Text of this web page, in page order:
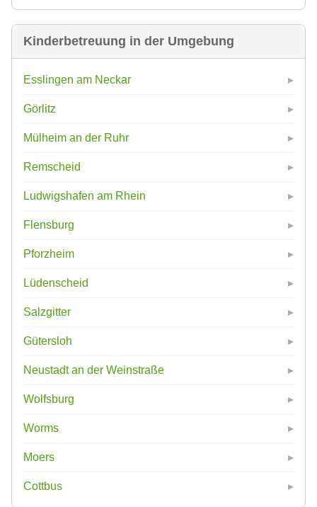
Kinderbetreuung in der Umgebung
Esslingen am Neckar
Görlitz
Mülheim an der Ruhr
Remscheid
Ludwigshafen am Rhein
Flensburg
Pforzheim
Lüdenscheid
Salzgitter
Gütersloh
Neustadt an der Weinstraße
Wolfsburg
Worms
Moers
Cottbus